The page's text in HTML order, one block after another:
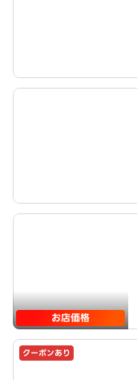
お店価格
クーポンあり